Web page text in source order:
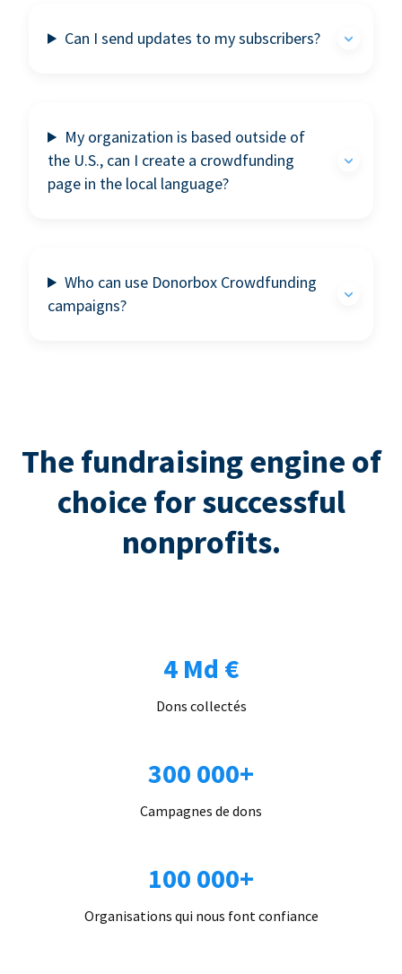
Can I send updates to my subscribers?
My organization is based outside of
the U.S., can I create a crowdfunding
page in the local language?
Who can use Donorbox Crowdfunding
campaigns?
The fundraising engine of
choice for successful
nonprofits.
4 Md €
Dons collectés
300 000+
Campagnes de dons
100 000+
Organisations qui nous font confiance